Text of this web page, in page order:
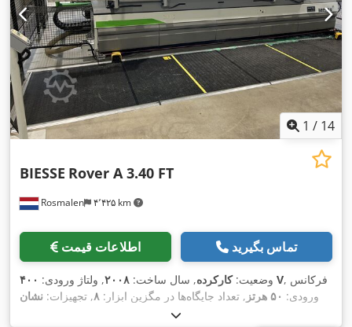
1 / 14
Rosmalen ۴٬۴۲۵ km
BIESSE Rover A 3.40 FT
اطلاعات قیمت تماس بگیرید
وضعیت:کارکرده, سال ساخت: ۲۰۰۸, ولتاژ ورودی: ۴۰۰ V, فرکانس
ورودی: ۵۰ هرتز , تعداد جایگاه‌ها در مگزین ابزار: ۸, تجهیزات: نشان